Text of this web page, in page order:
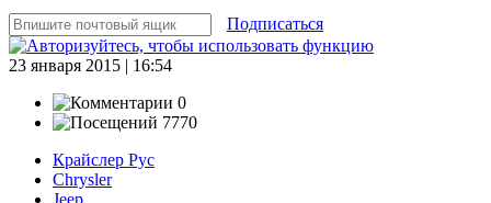
Подписаться
23 января 2015 | 16:54
0
7770
Крайслер Рус
Chrysler
Jeep